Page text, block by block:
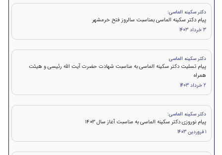
دکتر سکینه الماسی:
پیام دکتر سکینه الماسی بمناسبت سالروز فتح خرمشهر
3 خرداد 1403
دکتر سکینه الماسی
پیام تسلیت دکتر سکینه الماسی به مناسبت شهادت حضرت آیت الله رئیسی و هیئت
همراه
2 خرداد 1403
دکتر سکینه الماسی:
پیام نوروزی دکتر سکینه الماسی به مناسبت آغاز سال 1403
1 فروردین 1403